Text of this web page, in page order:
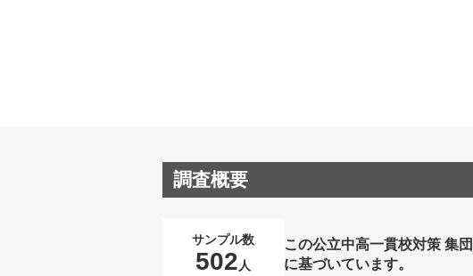
調査概要
サンプル数
502 人
この公立中高一貫校対策 集
に基づいています。